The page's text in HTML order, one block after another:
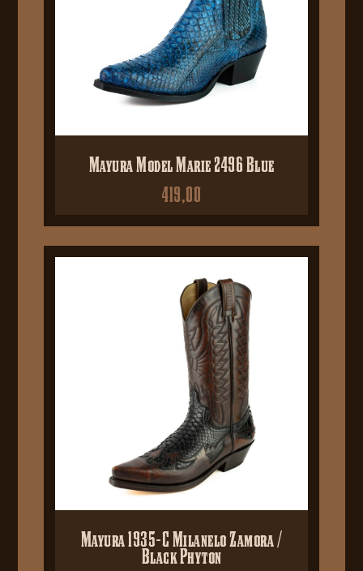
Mayura Model Marie 2496 Blue
419,00
Mayura 1935-C Milanelo Zamora /
Black Phyton